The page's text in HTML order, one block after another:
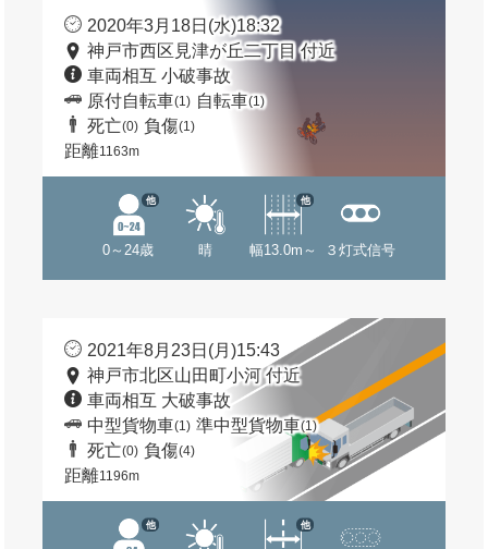
2020年3月18日(水)18:32
神戸市西区見津が丘二丁目 付近
車両相互 小破事故
原付自転車(1) 自転車(1)
死亡(0) 負傷(1)
距離1163m
0～24歳
他
晴 幅13.0m～
他
３灯式信号
2021年8月23日(月)15:43
神戸市北区山田町小河 付近
車両相互 大破事故
中型貨物車(1) 準中型貨物車(1)
死亡(0) 負傷(4)
距離1196m
他 他